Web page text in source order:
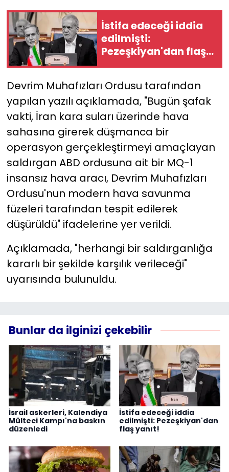
İstifa edeceği iddia
edilmişti:
Pezeşkiyan'dan flaş
yanıt!
Devrim Muhafızları Ordusu tarafından
yapılan yazılı açıklamada, "Bugün şafak
vakti, İran kara suları üzerinde hava
sahasına girerek düşmanca bir
operasyon gerçekleştirmeyi amaçlayan
saldırgan ABD ordusuna ait bir MQ-1
insansız hava aracı, Devrim Muhafızları
Ordusu'nun modern hava savunma
füzeleri tarafından tespit edilerek
düşürüldü" ifadelerine yer verildi.
Açıklamada, "herhangi bir saldırganlığa
kararlı bir şekilde karşılık verileceği"
uyarısında bulunuldu.
Bunlar da ilginizi çekebilir
İsrail askerleri, Kalendiya
Mülteci Kampı'na baskın
düzenledi
İstifa edeceği iddia
edilmişti: Pezeşkiyan'dan
flaş yanıt!
YEREL POLİTİKA
YEREL YÖNETİMLER
Yurt